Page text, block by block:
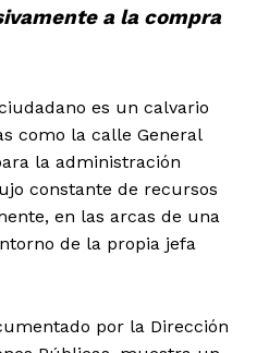
a la compra
es un calvario
como la calle General
la administración
constante de recursos
en las arcas de una
de la propia jefa
por la Dirección